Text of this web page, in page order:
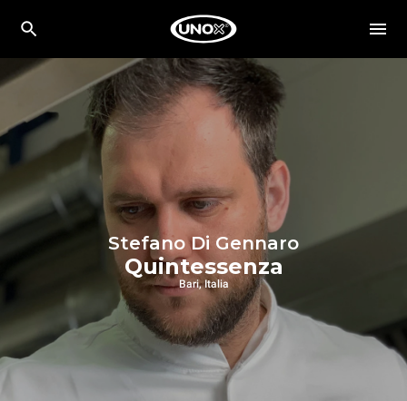
Stefano Di Gennaro
Quintessenza
Bari, Italia